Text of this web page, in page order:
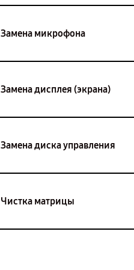
Замена микрофона
Замена дисплея (экрана)
Замена диска управления
Чистка матрицы